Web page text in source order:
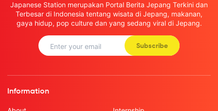
Japanese Station merupakan Portal Berita Jepang Terkini dan
Terbesar di Indonesia tentang wisata di Jepang, makanan,
gaya hidup, pop culture dan yang sedang viral di Jepang.
Subscribe
Information